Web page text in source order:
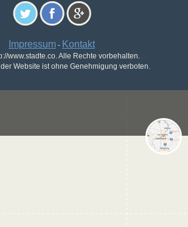
Impressum - Kontakt
www.stadte.co. Alle Rechte vorbehalten.
Website ist ohne Genehmigung verboten.